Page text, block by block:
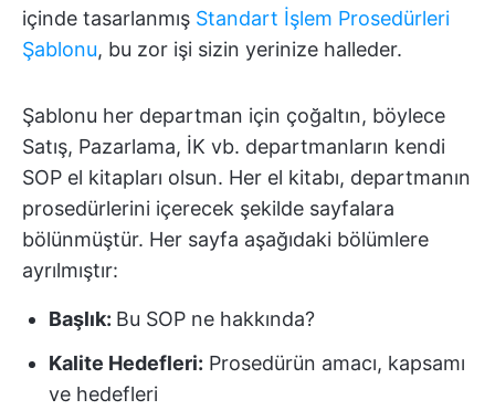
içinde tasarlanmış Standart İşlem Prosedürleri
Şablonu, bu zor işi sizin yerinize halleder.
Şablonu her departman için çoğaltın, böylece
Satış, Pazarlama, İK vb. departmanların kendi
SOP el kitapları olsun. Her el kitabı, departmanın
prosedürlerini içerecek şekilde sayfalara
bölünmüştür. Her sayfa aşağıdaki bölümlere
ayrılmıştır:
Başlık: Bu SOP ne hakkında?
Kalite Hedefleri: Prosedürün amacı, kapsamı
ve hedefleri